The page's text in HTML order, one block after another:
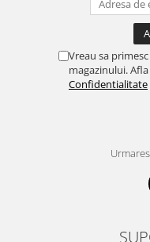
Panouri solare
nepresurizate
Accesorii Panouri solare
Vase de expansiune
Incalzire clasica in
Vreau sa
magazinului.
Confidentialitate